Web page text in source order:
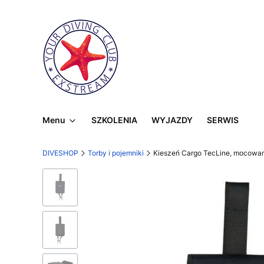
Menu SZKOLENIA WYJAZDY SERWIS
DIVESHOP Torby i pojemniki Kieszeń Cargo TecLine,